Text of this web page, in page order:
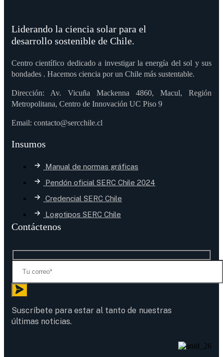
Liderando la ciencia solar para el
desarrollo sostenible de Chile.
Centro científico dedicado a investigar la energía del sol y sus
bondades . Hacemos ciencia por un Chile más sustentable.
Dirección: Av. Vicuña Mackenna 4860, Macul, Región
Metropolitana, Centro de Innovación UC Piso 9
Email: contacto@sercchile.cl
Insumos
Manual de normas gráficas
Pendón oficial SERC Chile 2024
Credencial SERC Chile
Logotipos SERC Chile
Contáctenos
Suscríbete para estar al tanto de nuestras
últimas noticias.